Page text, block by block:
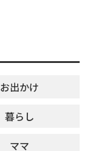
お出かけ
暮らし
ママ